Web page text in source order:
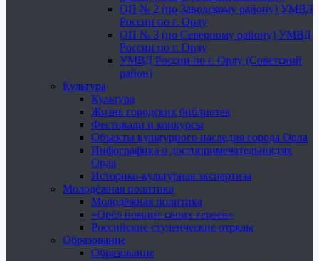
ОП № 2 (по Заводскому району) УМВД
России по г. Орлу
ОП № 3 (по Северному району) УМВД
России по г. Орлу
УМВД России по г. Орлу (Советский
район)
Культура
Культура
Жизнь городских библиотек
Фестивали и конкурсы
Объекты культурного наследия города Орла
Инфографика о достопримечательностях
Орла
Историко-культурная экспертиза
Молодёжная политика
Молодёжная политика
«Орёл помнит своих героев»
Российские студенческие отряды
Образование
Образование